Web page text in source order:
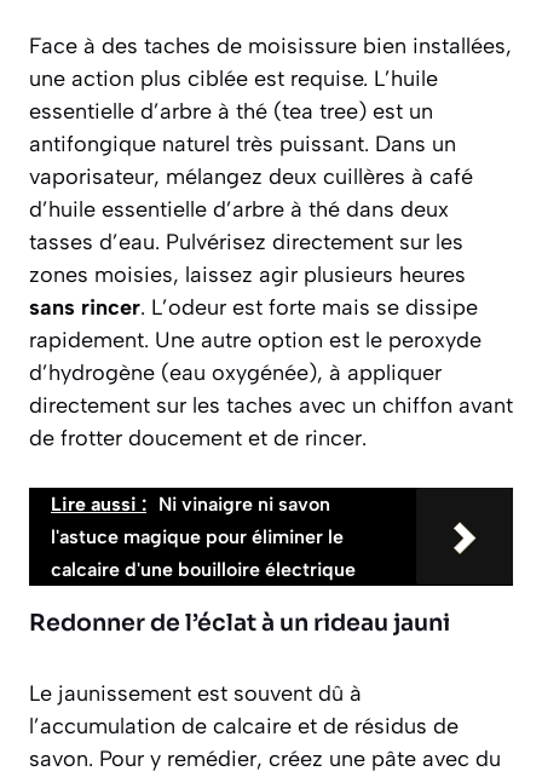
Face à des taches de moisissure bien installées,
une action plus ciblée est requise. L’huile
essentielle d’arbre à thé (tea tree) est un
antifongique naturel très puissant. Dans un
vaporisateur, mélangez deux cuillères à café
d’huile essentielle d’arbre à thé dans deux
tasses d’eau. Pulvérisez directement sur les
zones moisies, laissez agir plusieurs heures
sans rincer. L’odeur est forte mais se dissipe
rapidement. Une autre option est le peroxyde
d’hydrogène (eau oxygénée), à appliquer
directement sur les taches avec un chiffon avant
de frotter doucement et de rincer.
Lire aussi : Ni vinaigre ni savon
l'astuce magique pour éliminer le
calcaire d'une bouilloire électrique
Redonner de l’éclat à un rideau jauni
Le jaunissement est souvent dû à
l’accumulation de calcaire et de résidus de
savon. Pour y remédier, créez une pâte avec du